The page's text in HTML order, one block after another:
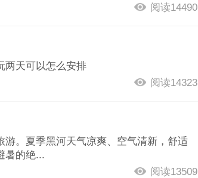
阅读14490
两天可以怎么安排
阅读14323
。夏季黑河天气凉爽、空气清新，舒适
暑的绝...
阅读13509